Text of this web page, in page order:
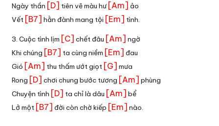
Ngày thần [D] tiên vẽ màu hư [Am] ảo
Vết [B7] hằn đành mang tội [Em] tình.
3. Cuộc tình lịm [C] chết đâu [Am] ngờ
Khi chúng [B7] ta cùng niềm [Em] đau
Gió [Am] thu thấm ướt giọt [G] mưa
Rong [D] chơi chung bước tương [Am] phùng
Chuyện tình [D] ta chỉ là dâu [Am] bể
Lở một [B7] đời còn chờ kiếp [Em] nào.